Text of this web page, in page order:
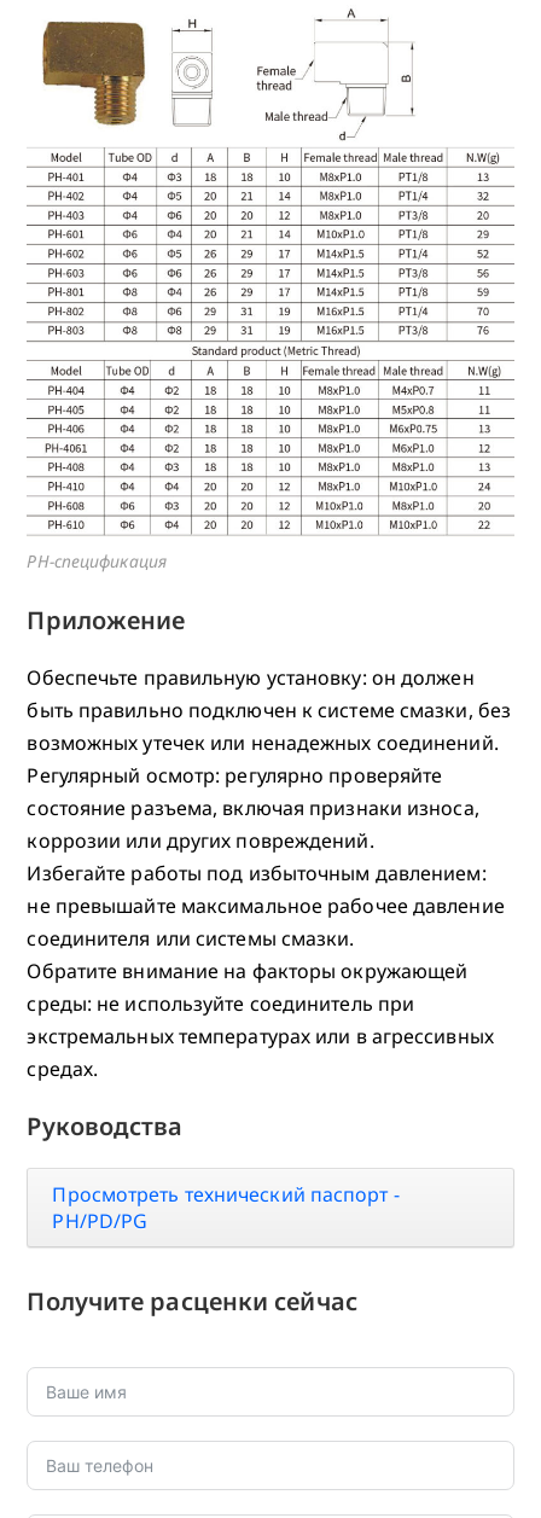
PH-спецификация
Приложение
Обеспечьте правильную установку: он должен
быть правильно подключен к системе смазки, без
возможных утечек или ненадежных соединений.
Регулярный осмотр: регулярно проверяйте
состояние разъема, включая признаки износа,
коррозии или других повреждений.
Избегайте работы под избыточным давлением:
не превышайте максимальное рабочее давление
соединителя или системы смазки.
Обратите внимание на факторы окружающей
среды: не используйте соединитель при
экстремальных температурах или в агрессивных
средах.
Руководства
Просмотреть технический паспорт -
PH/PD/PG
Получите расценки сейчас